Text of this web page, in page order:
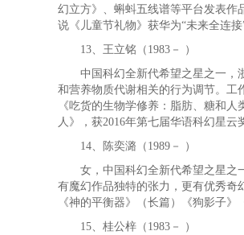
幻立方》、蝌蚪五线谱等平台发表作
说《儿童节礼物》获华为“未来全连
13、王立铭（1983－ ）
中国科幻全新代希望之星之一，浙
和营养物质代谢相关的行为调节。工
《吃货的生物学修养：脂肪、糖和
人》，获2016年第七届华语科幻星云
14、陈奕潞（1989－ ）
女，中国科幻全新代希望之星之一
有魔幻作品独特的张力，更有优秀奇
《神的平衡器》（长篇）《狗影子》
15、桂公梓（1983－ ）